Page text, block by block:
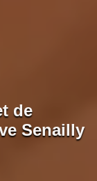
de
Senailly